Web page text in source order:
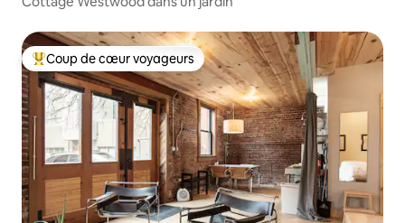
Coups de cœur voyageurs les plus appréciés
Coup de cœur voyageurs